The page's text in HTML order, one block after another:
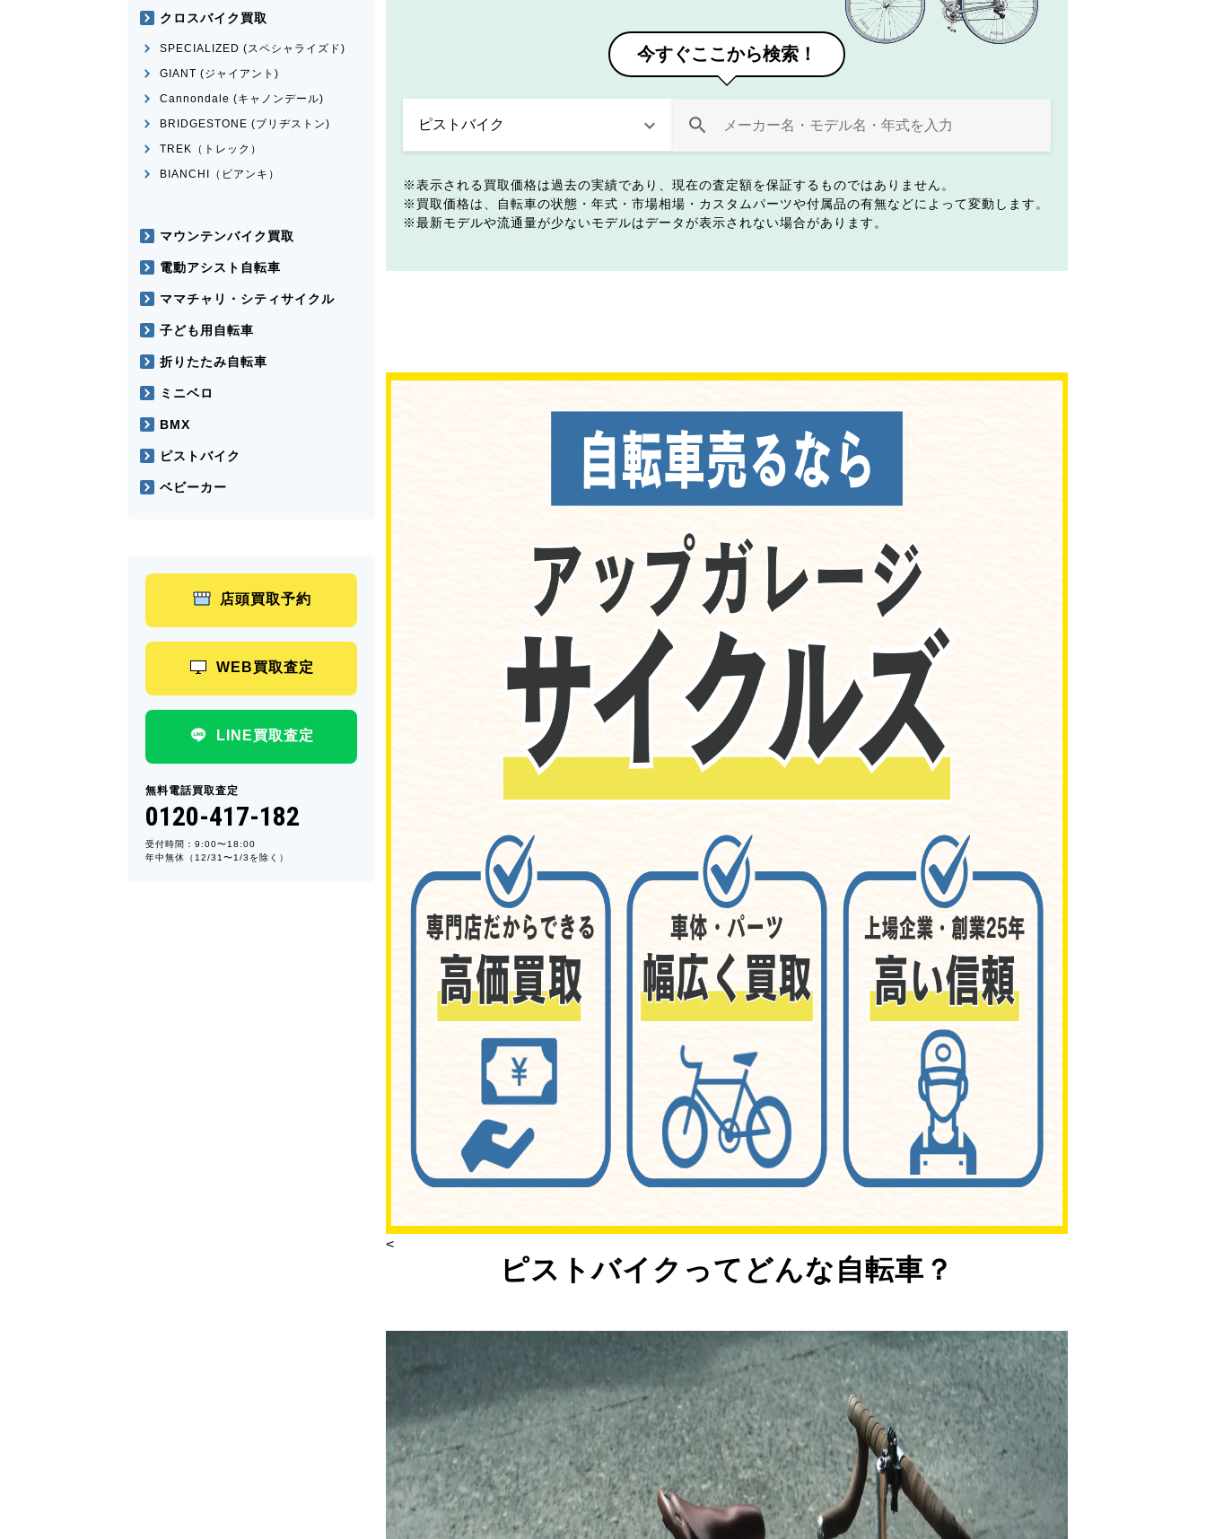
今すぐここから検索！
表示される買取価格は過去の実績であり、現在の査定額を保証するものではありません。
買取価格は、自転車の状態・年式・市場相場・カスタムパーツや付属品の有無などによって変動します。
最新モデルや流通量が少ないモデルはデータが表示されない場合があります。
<
ピストバイクってどんな自転車？
クロスバイク買取
SPECIALIZED (スペシャライズド)
GIANT (ジャイアント)
Cannondale (キャノンデール)
BRIDGESTONE (ブリヂストン)
TREK（トレック）
BIANCHI（ビアンキ）
マウンテンバイク買取
電動アシスト自転車
ママチャリ・シティサイクル
子ども用自転車
折りたたみ自転車
ミニベロ
BMX
ピストバイク
ベビーカー
店頭買取予約
WEB買取査定
LINE買取査定
無料電話買取査定
0120-417-182
受付時間：9:00〜18:00
年中無休（12/31〜1/3を除く）